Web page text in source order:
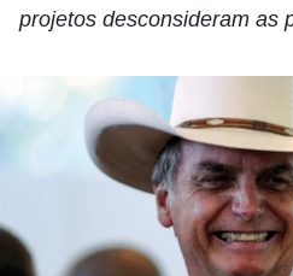
projetos desconsideram as